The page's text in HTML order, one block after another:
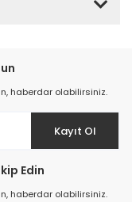
haberdar olabilirsiniz.
Kayıt Ol
Edin
haberdar olabilirsiniz.